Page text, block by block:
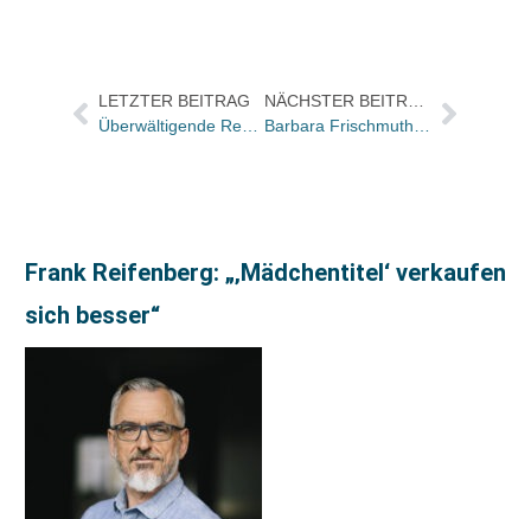
LETZTER BEITRAG
Überwältigende Resonanz: 296.000 Besucher:innen auf der Leipziger Buchmesse 2025
Frank Reifenberg: „‚Mädchentitel‘ verkaufen
sich besser“